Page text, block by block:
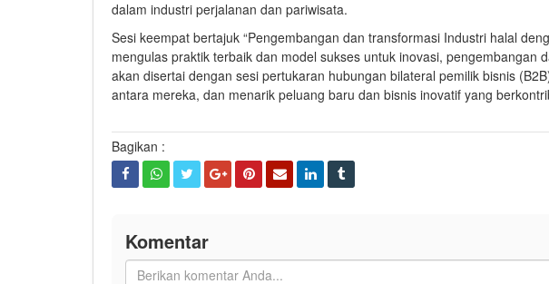
dalam industri perjalanan dan pariwisata.
Sesi keempat bertajuk “Pengembangan dan transformasi Industri halal
mengulas praktik terbaik dan model sukses untuk inovasi, pengembangan
akan disertai dengan sesi pertukaran hubungan bilateral pemilik bisnis
antara mereka, dan menarik peluang baru dan bisnis inovatif yang
Bagikan :
Komentar